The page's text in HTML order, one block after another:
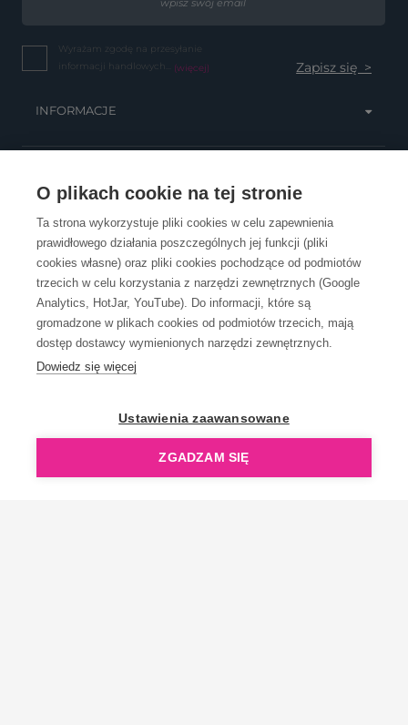
O plikach cookie na tej stronie
Ta strona wykorzystuje pliki cookies w celu zapewnienia
prawidłowego działania poszczególnych jej funkcji (pliki
cookies własne) oraz pliki cookies pochodzące od podmiotów
trzecich w celu korzystania z narzędzi zewnętrznych (Google
Analytics, HotJar, YouTube). Do informacji, które są
gromadzone w plikach cookies od podmiotów trzecich, mają
dostęp dostawcy wymienionych narzędzi zewnętrznych.
Dowiedz się więcej
Ustawienia zaawansowane
ZGADZAM SIĘ
Wyrażam zgodę na przesyłanie
informacji handlowych... (więcej)
INFORMACJE
OBSŁUGA KLIENTA
KONTAKT
OpenGift jest częścią ReflectGroup.